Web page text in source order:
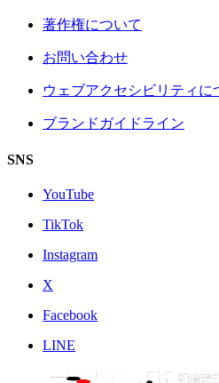
著作権について
お問い合わせ
ウェブアクセシビリティに
ブランドガイドライン
SNS
YouTube
TikTok
Instagram
X
Facebook
LINE